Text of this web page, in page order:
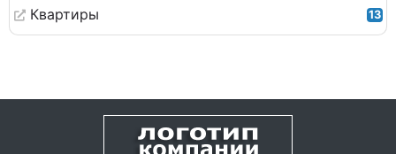
Квартиры 13